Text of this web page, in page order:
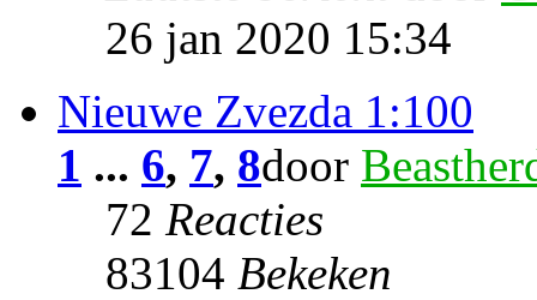
26 jan 2020 15:34
Nieuwe Zvezda 1:100
1 ... 6, 7, 8door
72 Reacties
83104 Bekeken